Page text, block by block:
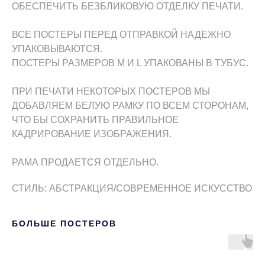
ОБЕСПЕЧИТЬ БЕЗБЛИКОВУЮ ОТДЕЛКУ ПЕЧАТИ.
ВСЕ ПОСТЕРЫ ПЕРЕД ОТПРАВКОЙ НАДЕЖНО
УПАКОВЫВАЮТСЯ.
ПОСТЕРЫ РАЗМЕРОВ M И L УПАКОВАНЫ В ТУБУС.
ПРИ ПЕЧАТИ НЕКОТОРЫХ ПОСТЕРОВ МЫ
ДОБАВЛЯЕМ БЕЛУЮ РАМКУ ПО ВСЕМ СТОРОНАМ,
ЧТО БЫ СОХРАНИТЬ ПРАВИЛЬНОЕ
КАДРИРОВАНИЕ ИЗОБРАЖЕНИЯ.
РАМА ПРОДАЕТСЯ ОТДЕЛЬНО.
СТИЛЬ: АБСТРАКЦИЯ/СОВРЕМЕННОЕ ИСКУССТВО
БОЛЬШЕ ПОСТЕРОВ